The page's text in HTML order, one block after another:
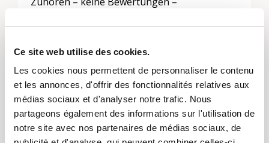
Ce site web utilise des cookies.
Les cookies nous permettent de personnaliser le contenu
et les annonces, d'offrir des fonctionnalités relatives aux
médias sociaux et d'analyser notre trafic. Nous
partageons également des informations sur l'utilisation de
notre site avec nos partenaires de médias sociaux, de
die Gesprächsrunde. Die geführte
Gesprächsrunde dauert ca. 45 Minuten.
Kaffeeteil
Im informellen Rahmen – bei einem Getränk –
werden freie Gespräche geführt, oder
Inhalte vertieft. Hier sind auch Diskussionen